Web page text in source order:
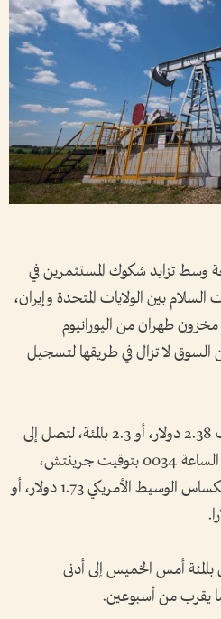
وسط تزايد ​شكوك المستثمرين في
بين ‌الولايات المتحدة ​وإيران،
طهران من اليورانيوم
لا تزال في طريقها لتسجيل
وارتفعت العقود الآجلة لخام برنت 2.38 دولار، أو 2.3 بالمئة، لتصل إلى
‌104.96 دولارات للبرميل بحلول الساعة 0034 بتوقيت جرينتش،
وزادت العقود الآجلة لخام غرب تكساس الوسيط الأمريكي 1.73 دولار، أو
أمس الخميس إلى ‌أدنى
يقرب من أسبوعين.